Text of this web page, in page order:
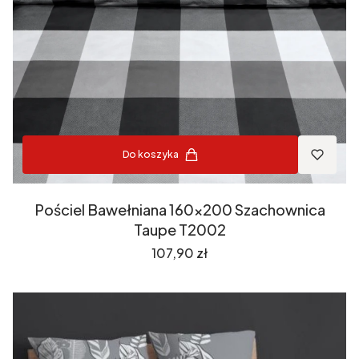
Do koszyka
Pościel Bawełniana 160x200 Szachownica
Taupe T2002
Cena
107,90 zł